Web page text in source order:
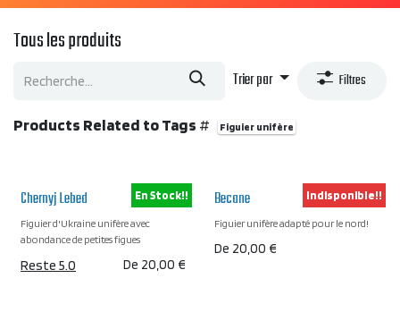
Tous les produits
Trier par Filtres
Products Related to Tags # Figuier unifère
Chernyj Lebed
Figuier d'Ukraine unifère avec
abondance de petites figues
De 20,00 €
Reste 5.0
En Stock!! Becane
Figuier unifère adapté pour le nord!
De 20,00 €
Indisponible!!